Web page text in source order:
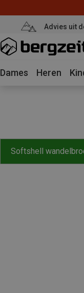
Advies uit
Dames Heren
Softshell